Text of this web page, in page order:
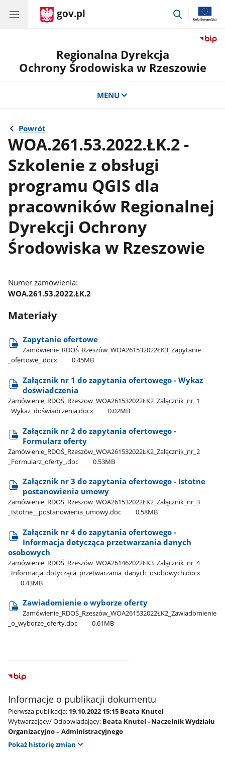
gov.pl
przejdź
Regionalna Dyrekcja
Ochrony Środowiska w Rzeszowie
MENU
Powrót
WOA.261.53.2022.ŁK.2 -
Szkolenie z obsługi
programu QGIS dla
pracowników Regionalnej
Dyrekcji Ochrony
Środowiska w Rzeszowie
Numer zamówienia:
WOA.261.53.2022.ŁK.2
Materiały
Zapytanie ofertowe
Zamówienie​_RDOŚ​_Rzeszów​_WOA261532022ŁK3​_Zapytanie​
_ofertowe​_.docx
0.45MB
Załącznik nr 1 do zapytania ofertowego - Wykaz
doświadczenia
Zamówienie​_RDOŚ​_Rzeszow​_WOA261532022ŁK2​_Załącznik​_nr​_1​
_Wykaz​_doświadczenia.docx
0.02MB
Załącznik nr 2 do zapytania ofertowego -
Formularz oferty
Zamówienie​_RDOŚ​_Rzeszów​_WOA261532022ŁK2​_Załącznik​_nr​_2​
_Formularz​_oferty​_.doc
0.53MB
Załącznik nr 3 do zapytania ofertowego - Istotne
postanowienia umowy
Zamówienie​_RDOŚ​_Rzeszow​_WOA261532022ŁK2​_Załącznik​_nr​_3​
_Istotne​_​_postanowienia​_umowy.doc
0.58MB
Załącznik nr 4 do zapytania ofertowego -
Informacja dotycząca przetwarzania danych
osobowych
Zamówienie​_RDOŚ​_Rzeszów​_WOA261462022ŁK3​_Załącznik​_nr​_4​
_Informacja​_dotycząca​_przetwarzania​_danych​_osobowych.docx
0.43MB
Zawiadomienie o wyborze oferty
Zamówienie​_RDOŚ​_Rzeszów​_WOA261532022ŁK2​_Zawiadomienie​
_o​_wyborze​_oferty.doc
0.61MB
Informacje o publikacji dokumentu
Pierwsza publikacja: 19.10.2022 15:15 Beata Knutel
Wytwarzający/ Odpowiadający: Beata Knutel - Naczelnik Wydziału
Organizacyjno – Administracyjnego
Pokaż historię zmian